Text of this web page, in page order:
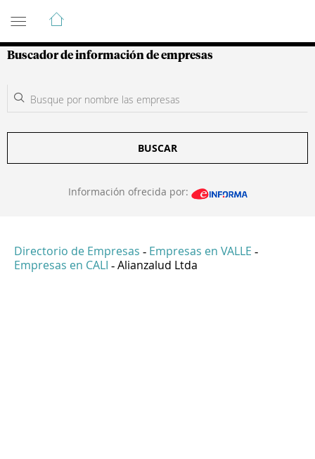
Guía de Empresas Colombianas
Buscador de información de empresas
BUSCAR
Información ofrecida por:
Directorio de Empresas - Empresas en VALLE -
Empresas en CALI - Alianzalud Ltda